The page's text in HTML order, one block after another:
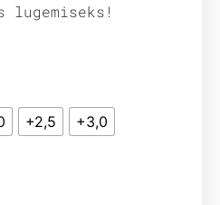
lugemiseks!
+2,5
+3,0